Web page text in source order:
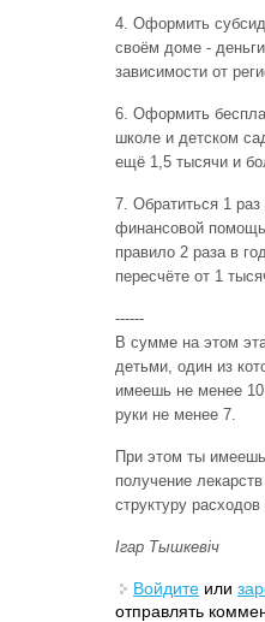
4. Оформить
своём доме -
зависимости от
6. Оформить
школе и детском
ещё 1,5 тысячи и
7. Обратиться 1
финансовой
правило 2 раза в
пересчёте от 1
------
В сумме на этом
детьми, один из
имеешь не менее 10
руки не менее 7.
При этом ты
получение
структуру
Ігар Тышкевіч
Войдите или
отправлять